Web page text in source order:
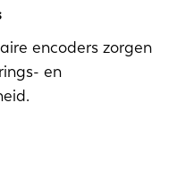
encoders zorgen
en